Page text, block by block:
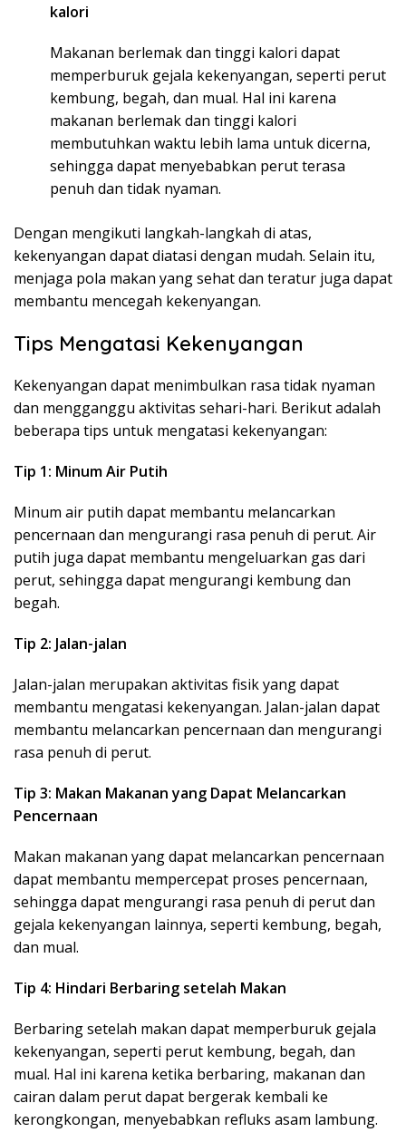
kalori
Makanan berlemak dan tinggi kalori dapat
memperburuk gejala kekenyangan, seperti perut
kembung, begah, dan mual. Hal ini karena
makanan berlemak dan tinggi kalori
membutuhkan waktu lebih lama untuk dicerna,
sehingga dapat menyebabkan perut terasa
penuh dan tidak nyaman.
Dengan mengikuti langkah-langkah di atas,
kekenyangan dapat diatasi dengan mudah. Selain itu,
menjaga pola makan yang sehat dan teratur juga dapat
membantu mencegah kekenyangan.
Tips Mengatasi Kekenyangan
Kekenyangan dapat menimbulkan rasa tidak nyaman
dan mengganggu aktivitas sehari-hari. Berikut adalah
beberapa tips untuk mengatasi kekenyangan:
Tip 1: Minum Air Putih
Minum air putih dapat membantu melancarkan
pencernaan dan mengurangi rasa penuh di perut. Air
putih juga dapat membantu mengeluarkan gas dari
perut, sehingga dapat mengurangi kembung dan
begah.
Tip 2: Jalan-jalan
Jalan-jalan merupakan aktivitas fisik yang dapat
membantu mengatasi kekenyangan. Jalan-jalan dapat
membantu melancarkan pencernaan dan mengurangi
rasa penuh di perut.
Tip 3: Makan Makanan yang Dapat Melancarkan
Pencernaan
Makan makanan yang dapat melancarkan pencernaan
dapat membantu mempercepat proses pencernaan,
sehingga dapat mengurangi rasa penuh di perut dan
gejala kekenyangan lainnya, seperti kembung, begah,
dan mual.
Tip 4: Hindari Berbaring setelah Makan
Berbaring setelah makan dapat memperburuk gejala
kekenyangan, seperti perut kembung, begah, dan
mual. Hal ini karena ketika berbaring, makanan dan
cairan dalam perut dapat bergerak kembali ke
kerongkongan, menyebabkan refluks asam lambung.